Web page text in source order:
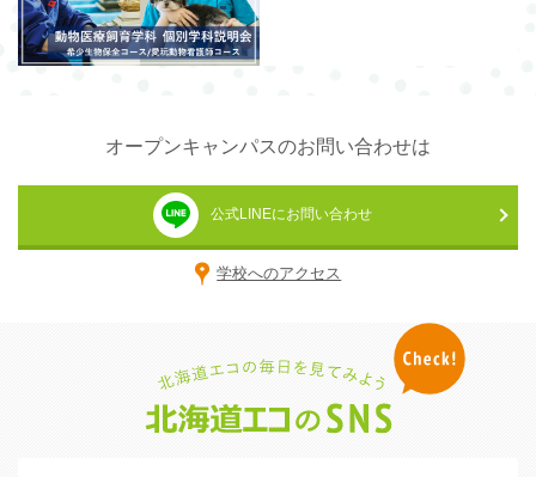
オープンキャンパスのお問い合わせは
公式LINEにお問い合わせ
学校へのアクセス